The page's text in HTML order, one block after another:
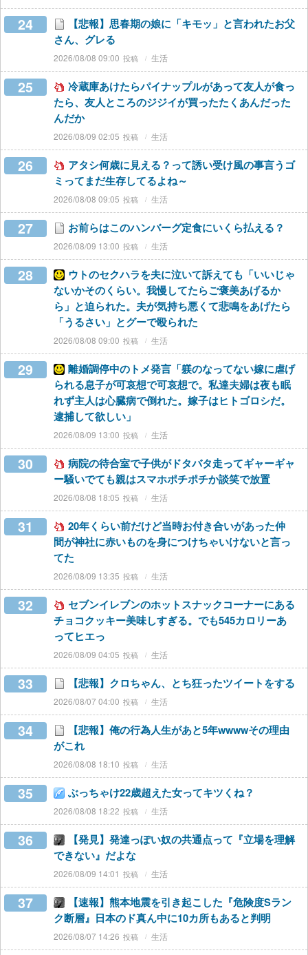
24
【悲報】思春期の娘に「キモッ」と言われたお父
さん、グレる
2026/08/08 09:00 生活
25
冷蔵庫あけたらパイナップルがあって友人が食っ
たら、友人ところのジジイが買ったたくあんだった
んだか
2026/08/09 02:05 生活
26
アタシ何歳に見える？って誘い受け風の事言うゴ
ミってまだ生存してるよね～
2026/08/08 09:05 生活
27 お前らはこのハンバーグ定食にいくら払える？
2026/08/09 13:00 生活
28
ウトのセクハラを夫に泣いて訴えても「いいじゃ
ないかそのくらい。我慢してたらご褒美あげるか
ら」と迫られた。夫が気持ち悪くて悲鳴をあげたら
「うるさい」とグーで殴られた
2026/08/08 09:00 生活
29
離婚調停中のトメ発言「躾のなってない嫁に虐げ
られる息子が可哀想で可哀想で。私達夫婦は夜も眠
れず主人は心臓病で倒れた。嫁子はヒトゴロシだ。
逮捕して欲しい」
2026/08/09 13:00 生活
30
病院の待合室で子供がドタバタ走ってギャーギャ
ー騒いでても親はスマホポチポチか談笑で放置
2026/08/08 18:05 生活
31
20年くらい前だけど当時お付き合いがあった仲
間が神社に赤いものを身につけちゃいけないと言っ
てた
2026/08/09 13:35 生活
32
セブンイレブンのホットスナックコーナーにある
チョコクッキー美味しすぎる。でも545カロリーあ
ってヒエっ
2026/08/09 04:05 生活
33 【悲報】クロちゃん、とち狂ったツイートをする
2026/08/07 04:00 生活
34
【悲報】俺の行為人生があと5年wwwwその理由
がこれ
2026/08/08 18:10 生活
35 ぶっちゃけ22歳超えた女ってキツくね？
2026/08/08 18:22 生活
36
【発見】発達っぽい奴の共通点って『立場を理解
できない』だよな
2026/08/09 14:01 生活
37
【速報】熊本地震を引き起こした『危険度Sラン
ク断層』日本のド真ん中に10カ所もあると判明
2026/08/07 14:26 生活